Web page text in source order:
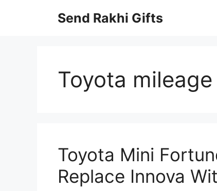
Send Rakhi Gifts
Toyota mileage
Toyota Mini
Replace Innova